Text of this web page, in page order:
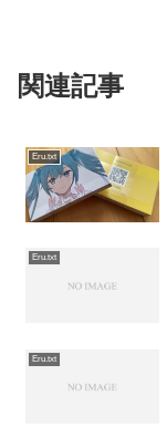
関連記事
Eru.txt
Eru.txt
Eru.txt